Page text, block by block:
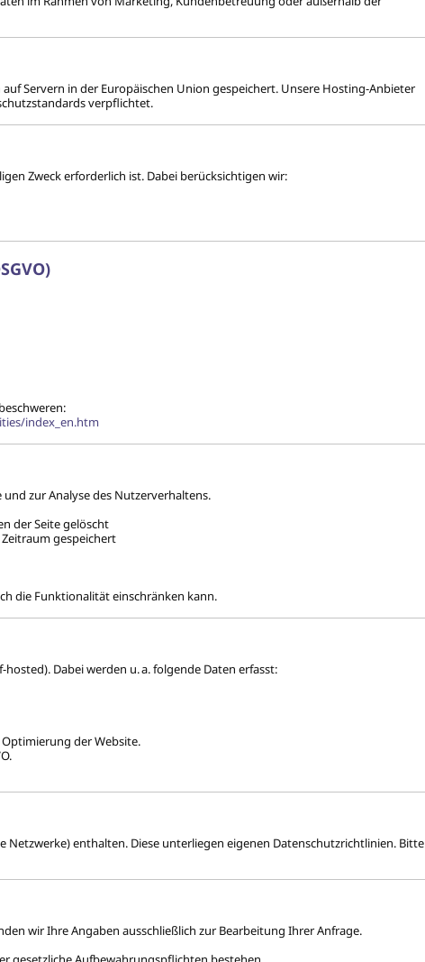
Servern in der Europäischen Union gespeichert. Unsere Hosting-Anbieter
verpflichtet.
Zweck erforderlich ist. Dabei berücksichtigen wir:
index_en.htm
zur Analyse des Nutzerverhaltens.
der Seite gelöscht
gespeichert
die Funktionalität einschränken kann.
hosted). Dabei werden u. a. folgende Daten erfasst:
der Website.
Netzwerke) enthalten. Diese unterliegen eigenen Datenschutzrichtlinien. Bitte
wir Ihre Angaben ausschließlich zur Bearbeitung Ihrer Anfrage.